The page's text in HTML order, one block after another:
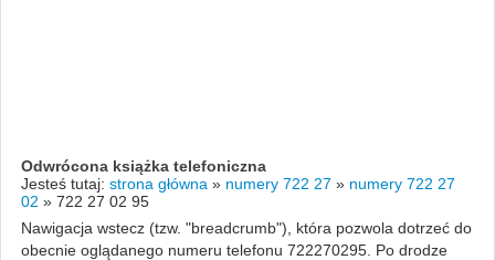
Odwrócona książka telefoniczna
Jesteś tutaj: strona główna » numery 722 27 » numery 722 27
02 » 722 27 02 95
Nawigacja wstecz (tzw. "breadcrumb"), która pozwola dotrzeć do
obecnie oglądanego numeru telefonu 722270295. Po drodze